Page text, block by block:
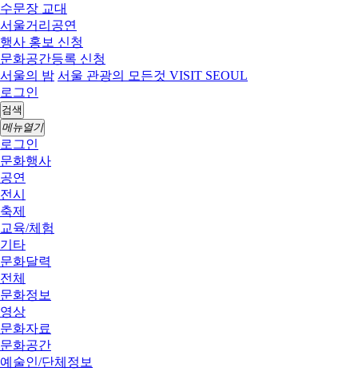
수문장 교대
서울거리공연
행사 홍보 신청
문화공간등록 신청
서울의 밤 서울 관광의 모든것 VISIT SEOUL
로그인
검색
메뉴열기
로그인
문화행사
공연
전시
축제
교육/체험
기타
문화달력
전체
문화정보
영상
문화자료
문화공간
예술인/단체정보